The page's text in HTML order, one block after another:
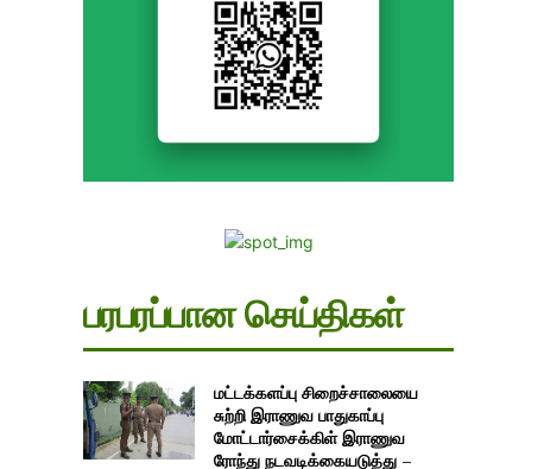
பரபரப்பான செய்திகள்
மட்டக்களப்பு சிறைச்சாலையை
சுற்றி இராணுவ பாதுகாப்பு
மோட்டார்சைக்கிள் இராணுவ
ரோந்து நடவடிக்கையடுத்து –